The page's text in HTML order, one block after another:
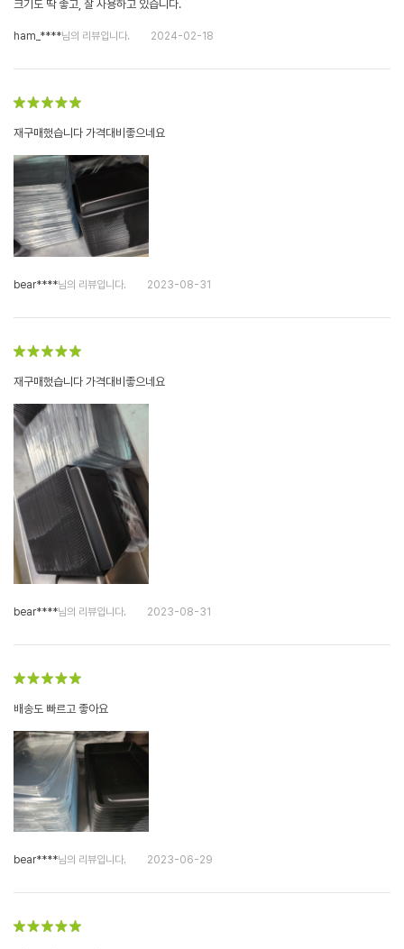
크기도 딱 좋고, 잘 사용하고 있습니다.
ham_****님의 리뷰입니다. 2024-02-18
재구매했습니다 가격대비좋으네요
bear****님의 리뷰입니다. 2023-08-31
재구매했습니다 가격대비좋으네요
bear****님의 리뷰입니다. 2023-08-31
배송도 빠르고 좋아요
bear****님의 리뷰입니다. 2023-06-29